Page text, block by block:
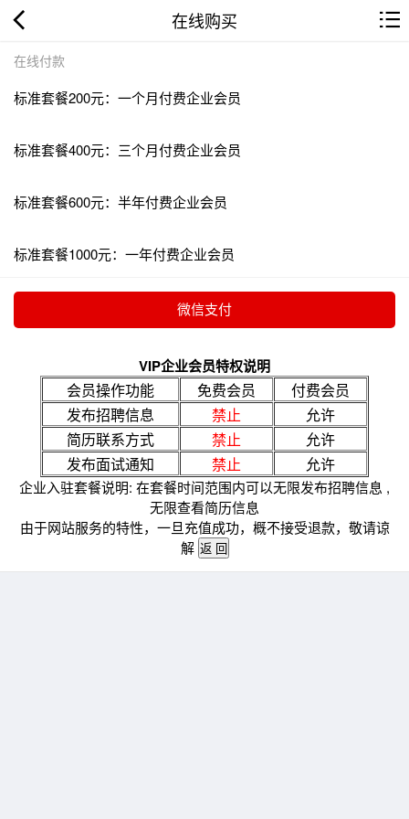
在线购买
在线付款
标准套餐200元：一个月付费企业会员
标准套餐400元：三个月付费企业会员
标准套餐600元：半年付费企业会员
标准套餐1000元：一年付费企业会员
VIP企业会员特权说明
会员操作功能 免费会员
付费会员
发布招聘信息
禁止
允许
简历联系方式
禁止
允许
发布面试通知
禁止 允许
企业入驻套餐说明: 在套餐时间范围内可以无限发布招聘信息 ,
无限查看简历信息
由于网站服务的特性，一旦充值成功，概不接受退款，敬请谅
解